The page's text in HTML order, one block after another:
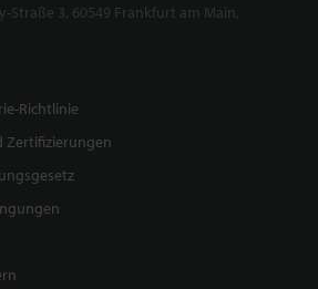
Straße 3, 60549 Frankfurt am Main,
Richtlinie
Zertifizierungen